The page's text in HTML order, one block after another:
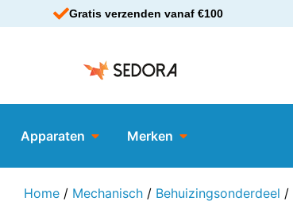
Gratis verzenden vanaf €100
Apparaten Merken
Home / Mechanisch / Behuizingsonderdeel /